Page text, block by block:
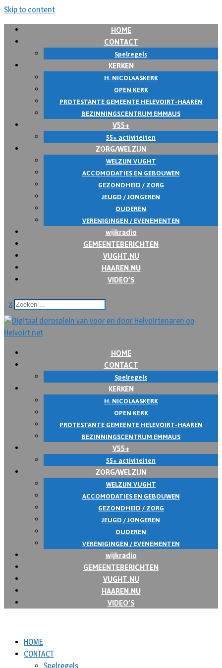
Skip to content
HOME
CONTACT
Spelregels
KERKEN
H. NICOLAASKERK
OPEN KERK
PROTESTANTE GEMEENTE HELEVOIRT-HAAREN
BEZINNINGSCENTRUM EMMAUS
V55+
55+ activiteiten
ZORG/WELZIJN
WELZIJN VUGHT
ACCOMODATIES EN GEBOUWEN
GEZONDHEID / ZORG
JEUGD / JONGEREN
OUDEREN
VERENIGINGEN / EVENEMENTEN
wijkradio
GEMEENTEBERICHTEN
VUGHT.NU
HAAREN.NU
VIDEO’S
x
HOME
CONTACT
Spelregels
KERKEN
H. NICOLAASKERK
OPEN KERK
PROTESTANTE GEMEENTE HELEVOIRT-HAAREN
BEZINNINGSCENTRUM EMMAUS
V55+
55+ activiteiten
ZORG/WELZIJN
WELZIJN VUGHT
ACCOMODATIES EN GEBOUWEN
GEZONDHEID / ZORG
JEUGD / JONGEREN
OUDEREN
VERENIGINGEN / EVENEMENTEN
wijkradio
GEMEENTEBERICHTEN
VUGHT.NU
HAAREN.NU
VIDEO’S
HOME
CONTACT
Spelregels